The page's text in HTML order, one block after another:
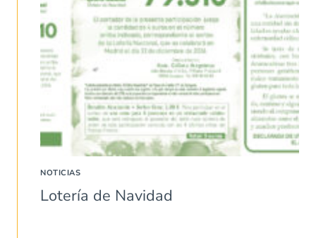
NOTICIAS
Lotería de Navidad